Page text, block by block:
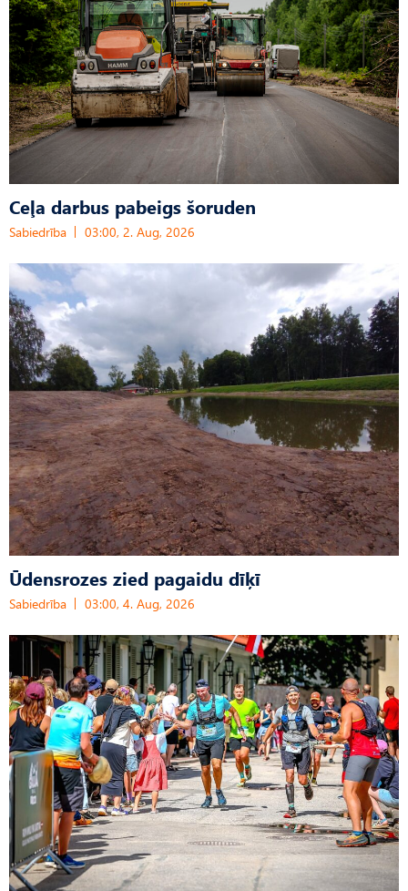
Ceļa darbus pabeigs šoruden
Sabiedrība 03:00, 2. Aug, 2026
Ūdensrozes zied pagaidu dīķī
Sabiedrība 03:00, 4. Aug, 2026